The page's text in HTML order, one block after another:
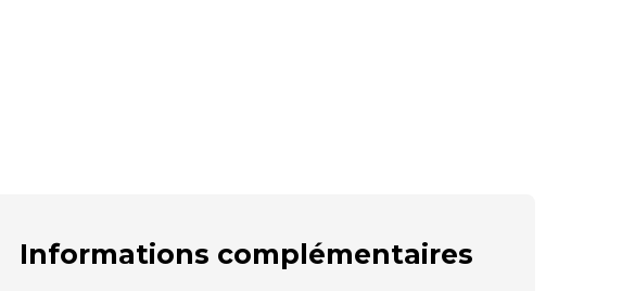
Informations complémentaires